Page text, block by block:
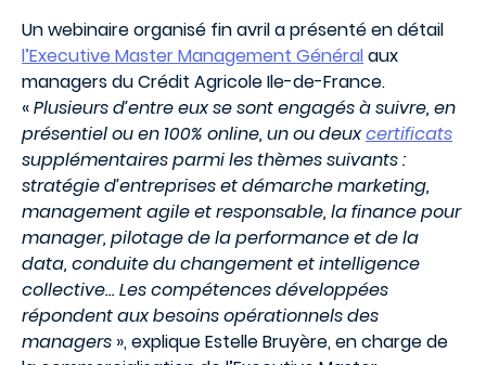
Un webinaire organisé fin avril a présenté en détail
l’Executive Master Management Généralaux
managers du Crédit Agricole Ile-de-France.
«Plusieurs d’entre eux se sont engagés à suivre, en
présentiel ou en 100% online, un ou deuxcertificats
supplémentaires parmi les thèmes suivants :
stratégie d’entreprises et démarche marketing,
management agile et responsable, la finance pour
manager, pilotage de la performance et de la
data, conduite du changement et intelligence
collective… Les compétences développées
répondent aux besoins opérationnels des
managers », explique Estelle Bruyère, en charge de